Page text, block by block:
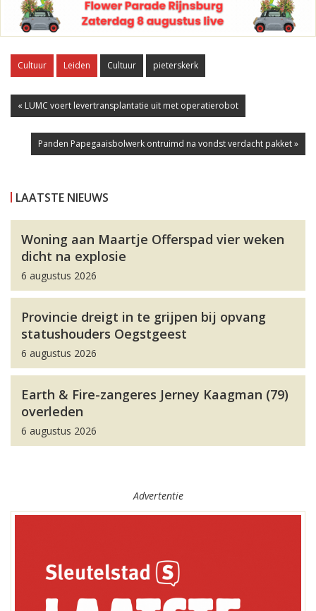
Cultuur Leiden Cultuur pieterskerk
« LUMC voert levertransplantatie uit met operatierobot
Panden Papegaaisbolwerk ontruimd na vondst verdacht pakket »
LAATSTE NIEUWS
Woning aan Maartje Offerspad vier weken
dicht na explosie
6 augustus 2026
Provincie dreigt in te grijpen bij opvang
statushouders Oegstgeest
6 augustus 2026
Earth & Fire-zangeres Jerney Kaagman (79)
overleden
6 augustus 2026
Advertentie